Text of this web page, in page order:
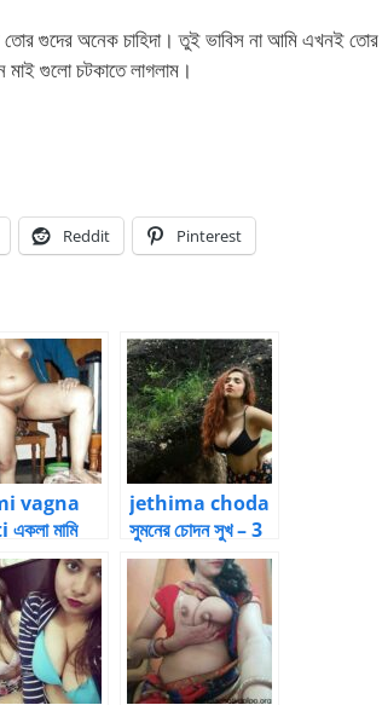
গুদের অনেক চাহিদা। তুই ভাবিস না আমি এখনই তোর
মাই গুলো চটকাতে লাগলাম।
Reddit Pinterest
vagna
মামি
– বিয়ের
বারবার
পর্ব – ২
jethima choda
সুমনের চোদন সুখ – 3
| Bangla choti
kahini